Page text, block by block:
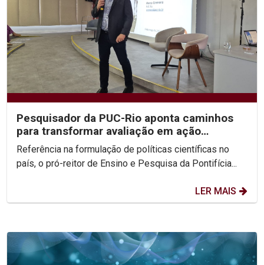
Pesquisador da PUC-Rio aponta caminhos
para transformar avaliação em ação
estratégica na...
Referência na formulação de políticas científicas no
país, o pró-reitor de Ensino e Pesquisa da Pontifícia...
LER MAIS